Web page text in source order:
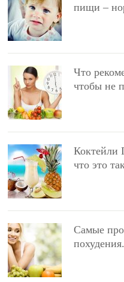
пищи –
Что
чтобы не
Коктейли
что это
Самые